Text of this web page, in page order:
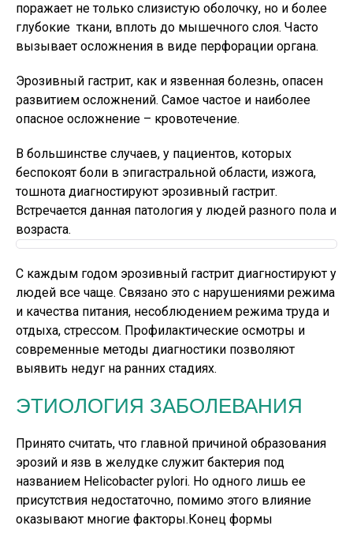
поражает не только слизистую оболочку, но и более
глубокие ткани, вплоть до мышечного слоя. Часто
вызывает осложнения в виде перфорации органа.
Эрозивный гастрит, как и язвенная болезнь, опасен
развитием осложнений. Самое частое и наиболее
опасное осложнение – кровотечение.
В большинстве случаев, у пациентов, которых
беспокоят боли в эпигастральной области, изжога,
тошнота диагностируют эрозивный гастрит.
Встречается данная патология у людей разного пола и
возраста.
С каждым годом эрозивный гастрит диагностируют у
людей все чаще. Связано это с нарушениями режима
и качества питания, несоблюдением режима труда и
отдыха, стрессом. Профилактические осмотры и
современные методы диагностики позволяют
выявить недуг на ранних стадиях.
ЭТИОЛОГИЯ ЗАБОЛЕВАНИЯ
Принято считать, что главной причиной образования
эрозий и язв в желудке служит бактерия под
названием Helicobacter pylori. Но одного лишь ее
присутствия недостаточно, помимо этого влияние
оказывают многие факторы.Конец формы